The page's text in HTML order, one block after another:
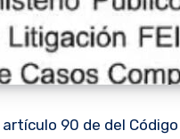
90 de del